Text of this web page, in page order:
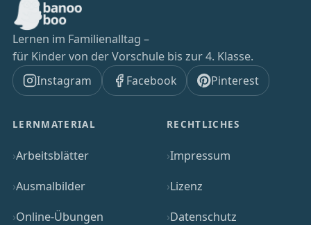
Lernen im Familienalltag –
für Kinder von der Vorschule bis zur 4. Klasse.
Instagram
Facebook Pinterest
LERNMATERIAL
Arbeitsblätter
Ausmalbilder
Online-Übungen
RECHTLICHES
Impressum
Lizenz
Datenschutz